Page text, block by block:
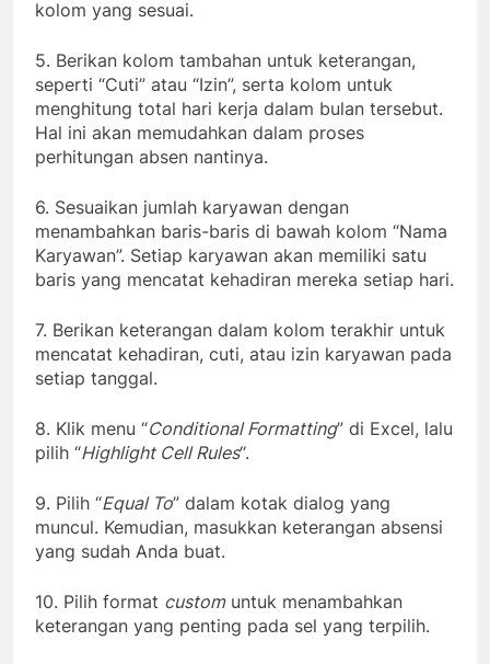
kolom yang sesuai.
5. Berikan kolom tambahan untuk keterangan,
seperti “Cuti” atau “Izin”, serta kolom untuk
menghitung total hari kerja dalam bulan tersebut.
Hal ini akan memudahkan dalam proses
perhitungan absen nantinya.
6. Sesuaikan jumlah karyawan dengan
menambahkan baris-baris di bawah kolom “Nama
Karyawan”. Setiap karyawan akan memiliki satu
baris yang mencatat kehadiran mereka setiap hari.
7. Berikan keterangan dalam kolom terakhir untuk
mencatat kehadiran, cuti, atau izin karyawan pada
setiap tanggal.
8. Klik menu “Conditional Formatting” di Excel, lalu
pilih “Highlight Cell Rules“.
9. Pilih “Equal To” dalam kotak dialog yang
muncul. Kemudian, masukkan keterangan absensi
yang sudah Anda buat.
10. Pilih format customuntuk menambahkan
keterangan yang penting pada sel yang terpilih.